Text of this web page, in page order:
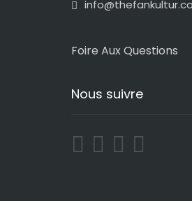
Foire Aux Questions
Nous suivre